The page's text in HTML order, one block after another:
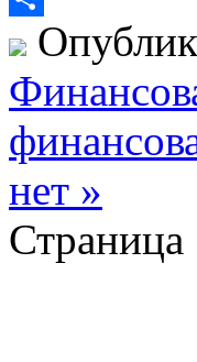
Отправить
нет »
Страница